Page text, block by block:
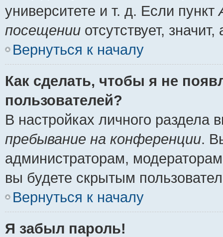
университете и т. д. Если пункт
посещении отсутствует,
Вернуться к началу
Как сделать, чтобы я не
пользователей?
В настройках личного
пребывание на конференции.
администраторам,
вы будете скрытым
Вернуться к началу
Я забыл пароль!